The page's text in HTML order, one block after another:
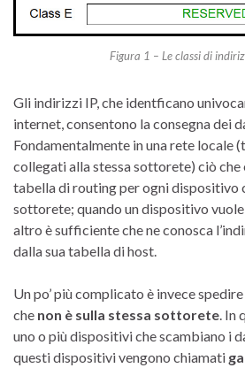
Figura 1 – Le classi di
Gli indirizzi IP, che identficano
internet, consentono la consegna dei
Fondamentalmente in una rete locale
collegati alla stessa sottorete) ciò che
tabella di routing per ogni dispositivo
sottorete; quando un dispositivo
altro è sufficiente che ne conosca
dalla sua tabella di host.
Un po’ più complicato è invece
che non è sulla stessa sottorete. In
uno o più dispositivi che scambiano i
questi dispositivi vengono chiamati